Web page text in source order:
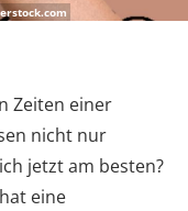
Zeiten einer
nicht nur
jetzt am besten?
eine